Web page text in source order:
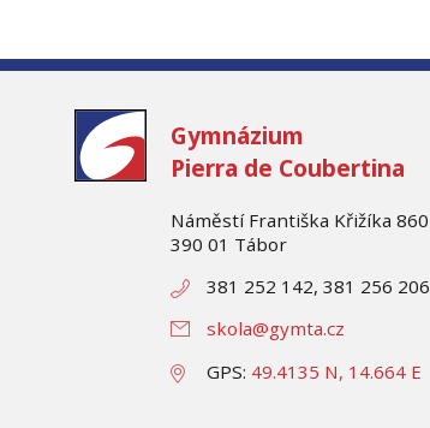
Gymnázium
Pierra de Coubertina
Náměstí Františka Křižíka 860
390 01 Tábor
381 252 142, 381 256 206
skola@gymta.cz
GPS: 49.4135 N, 14.664 E